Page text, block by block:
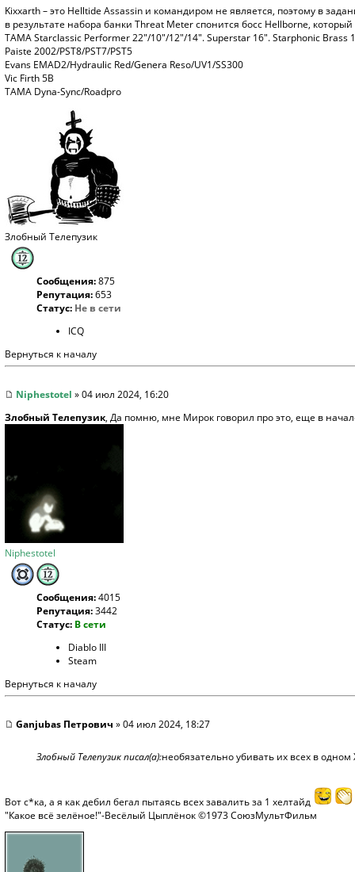
Kixxarth – это Helltide Assassin и командиром не является, поэтому в
в результате набора банки Threat Meter спонится босс Hellborne,
TAMA Starclassic Performer 22"/10"/12"/14". Superstar 16". Starphonic Brass
Paiste 2002/PST8/PST7/PST5
Evans EMAD2/Hydraulic Red/Genera Reso/UV1/SS300
Vic Firth 5B
TAMA Dyna-Sync/Roadpro
Злобный Телепузик
Сообщения:875
Репутация:653
Статус: Не в сети
ICQ
Вернуться к началу
Niphestotel » 04 июл 2024, 16:20
Злобный Телепузик, Да помню, мне Мирок говорил про это, еще в
Niphestotel
Сообщения:4015
Репутация:3442
Статус: В сети
Diablo III
Steam
Вернуться к началу
Ganjubas Петрович » 04 июл 2024, 18:27
Злобный Телепузик писал(а):необязательно убивать их всех в одном
Вот с*ка, а я как дебил бегал пытаясь всех завалить за 1 хелтайд
"Какое всё зелёное!"-Весёлый Цыплёнок ©1973 СоюзМультФильм